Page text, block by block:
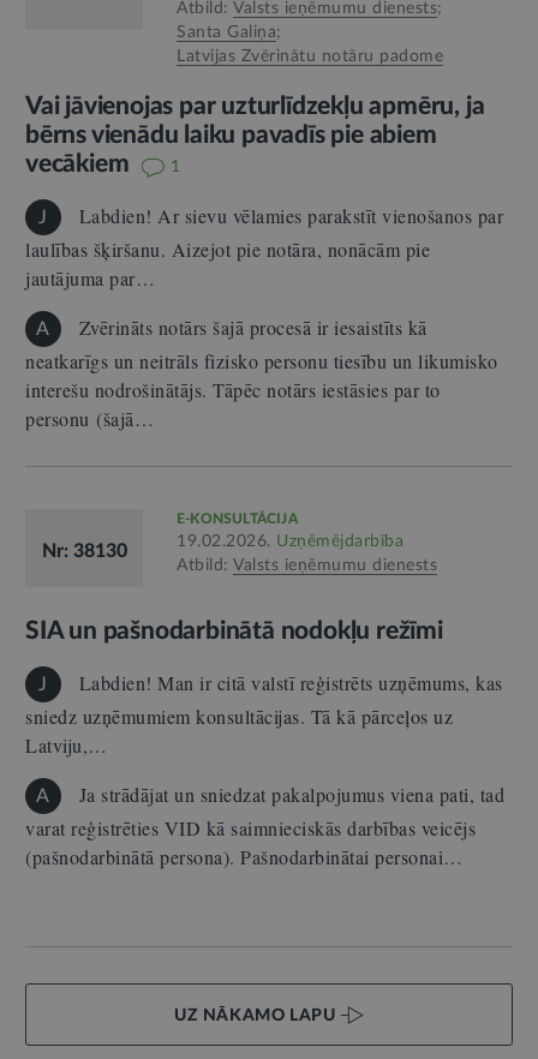
Atbild: Valsts ieņēmumu dienests;
Santa Galiņa;
Latvijas Zvērinātu notāru padome
Vai jāvienojas par uzturlīdzekļu apmēru, ja
bērns vienādu laiku pavadīs pie abiem
vecākiem
1
J
Labdien! Ar sievu vēlamies parakstīt vienošanos par
laulības šķiršanu. Aizejot pie notāra, nonācām pie
jautājuma par…
A
Zvērināts notārs šajā procesā ir iesaistīts kā
neatkarīgs un neitrāls fizisko personu tiesību un likumisko
interešu nodrošinātājs. Tāpēc notārs iestāsies par to
personu (šajā…
Nr: 38130
E-KONSULTĀCIJA
19.02.2026. Uzņēmējdarbība
Atbild: Valsts ieņēmumu dienests
SIA un pašnodarbinātā nodokļu režīmi
J
Labdien! Man ir citā valstī reģistrēts uzņēmums, kas
sniedz uzņēmumiem konsultācijas. Tā kā pārceļos uz
Latviju,…
A
Ja strādājat un sniedzat pakalpojumus viena pati, tad
varat reģistrēties VID kā saimnieciskās darbības veicējs
(pašnodarbinātā persona). Pašnodarbinātai personai…
UZ NĀKAMO LAPU